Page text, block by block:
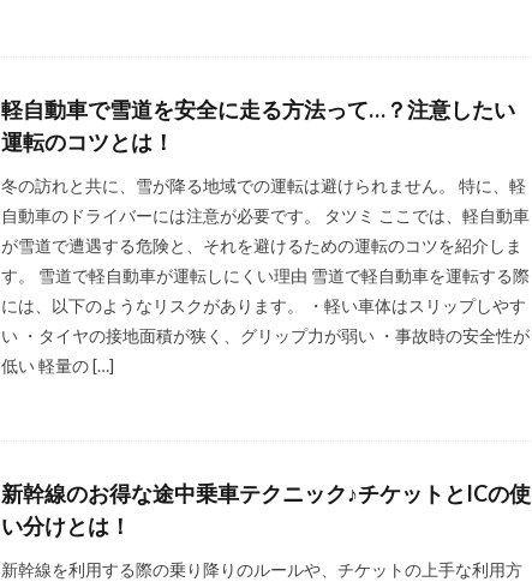
軽自動車で雪道を安全に走る方法って…？注意したい
運転のコツとは！
冬の訪れと共に、雪が降る地域での運転は避けられません。 特に、軽
自動車のドライバーには注意が必要です。 タツミ ここでは、軽自動車
が雪道で遭遇する危険と、それを避けるための運転のコツを紹介しま
す。 雪道で軽自動車が運転しにくい理由 雪道で軽自動車を運転する際
には、以下のようなリスクがあります。 ・軽い車体はスリップしやす
い ・タイヤの接地面積が狭く、グリップ力が弱い ・事故時の安全性が
低い 軽量の […]
新幹線のお得な途中乗車テクニック♪チケットとICの使
い分けとは！
新幹線を利用する際の乗り降りのルールや、チケットの上手な利用方